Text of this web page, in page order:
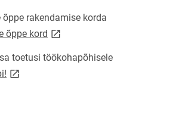
rakendamise korda
õppe kord link opens on new page
toetusi töökohapõhisele
link opens on new page